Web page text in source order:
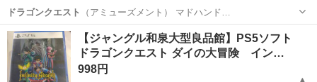
ドラゴンクエスト
（アミューズメント） マドハンド…
埼玉 鶴ヶ島市 ドラクエ
【ジャングル和泉大型良品館】PS5ソフト
ドラゴンクエスト ダイの大冒険 イン…
998円